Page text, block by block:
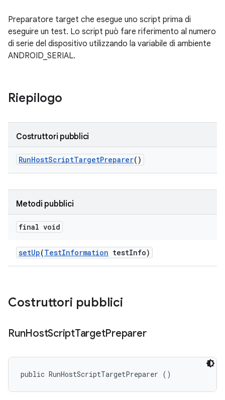
Preparatore target che esegue uno script prima di
eseguire un test. Lo script può fare riferimento al numero
di serie del dispositivo utilizzando la variabile di ambiente
ANDROID_SERIAL.
Riepilogo
Costruttori pubblici
RunHostScriptTargetPreparer()
Metodi pubblici
final void
setUp(TestInformation testInfo)
Costruttori pubblici
RunHostScriptTargetPreparer
public RunHostScriptTargetPreparer ()